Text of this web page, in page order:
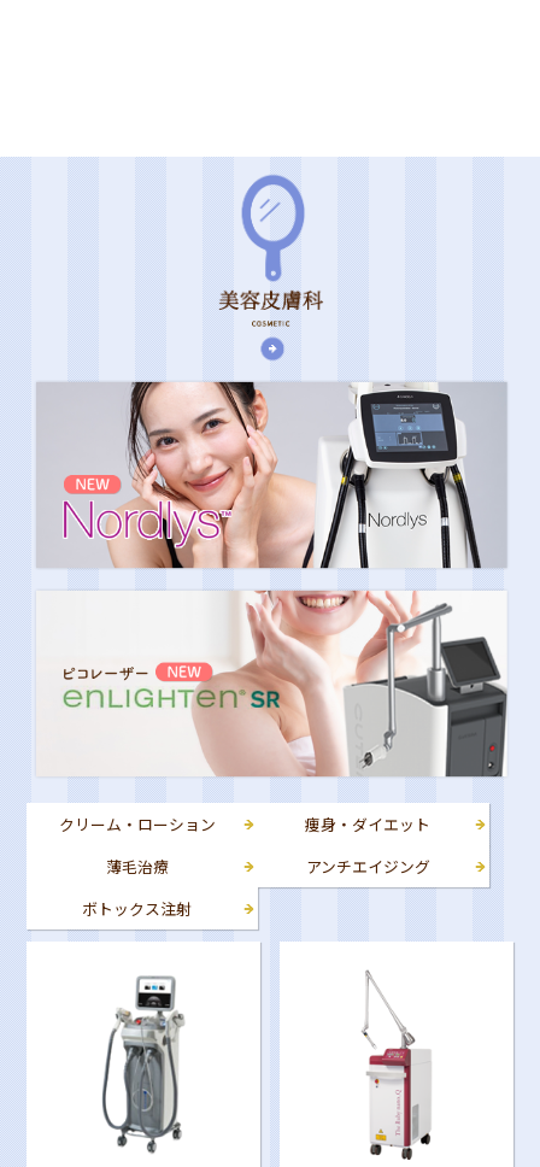
クリーム・ローション
痩身・ダイエット
薄毛治療
アンチエイジング
ボトックス注射